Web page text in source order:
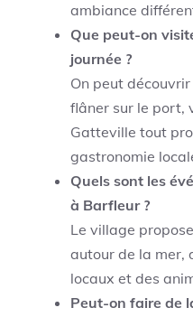
ambiance
Que peut-on
journée ?
On peut
flâner sur le port,
Gatteville tout
gastronomie
Quels sont les
à Barfleur ?
Le village
autour de la mer,
locaux et des
Peut-on faire de